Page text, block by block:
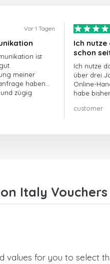
Vor 1 Tagen
ist
meiner
haben
zügig
Ich nutze
schon
Ich nutze
über drei
Online-
habe
customer
Italy Vouchers
values for you to select